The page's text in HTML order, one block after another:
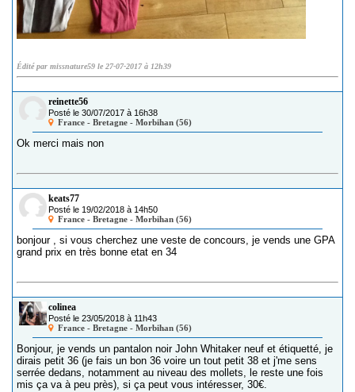
Édité par missnature59 le 27-07-2017 à 12h39
reinette56
Posté le 30/07/2017 à 16h38
France - Bretagne - Morbihan (56)
Ok merci mais non
keats77
Posté le 19/02/2018 à 14h50
France - Bretagne - Morbihan (56)
bonjour , si vous cherchez une veste de concours, je vends une GPA
grand prix en très bonne etat en 34
colinea
Posté le 23/05/2018 à 11h43
France - Bretagne - Morbihan (56)
Bonjour, je vends un pantalon noir John Whitaker neuf et étiquetté, je
dirais petit 36 (je fais un bon 36 voire un tout petit 38 et j'me sens
serrée dedans, notamment au niveau des mollets, le reste une fois
mis ça va à peu près), si ça peut vous intéresser, 30€.